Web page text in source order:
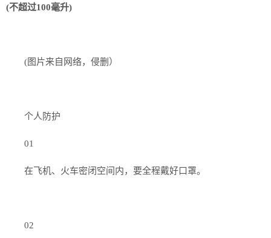
(不超过100毫升)
(图片来自网络，侵删）
个人防护
01
在飞机、火车密闭空间内，要全程戴好口罩。
02